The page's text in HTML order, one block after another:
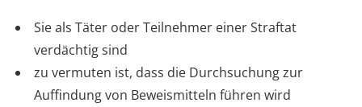
Sie als Täter oder Teilnehmer einer Straftat
verdächtig sind
zu vermuten ist, dass die Durchsuchung zur
Auffindung von Beweismitteln führen wird